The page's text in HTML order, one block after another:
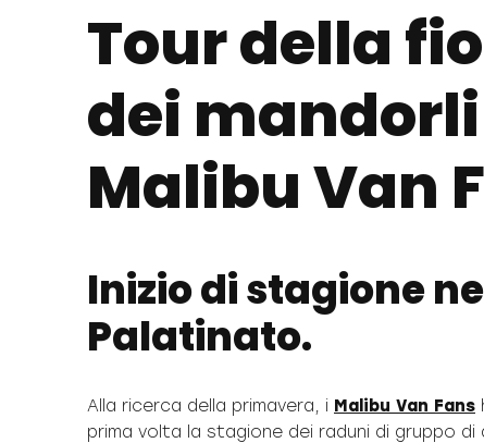
Tour della
dei
Malibu Van
Inizio di stagione
Palatinato.
Alla ricerca della primavera, i Malibu Van Fans
prima volta la stagione dei raduni di gruppo di